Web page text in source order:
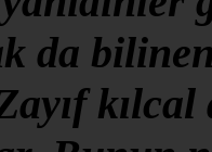
da